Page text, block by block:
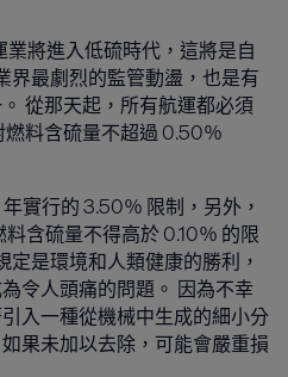
業將進入低硫時代，這將是自
最劇烈的監管動盪，也是有
從那天起，所有航運都必須
料含硫量不超過 0.50％
實行的 3.50％ 限制，另外，
含硫量不得高於 0.10％ 的限
定是環境和人類健康的勝利，
令人頭痛的問題。 因為不幸
入一種從機械中生成的細小分
果未加以去除，可能會嚴重損